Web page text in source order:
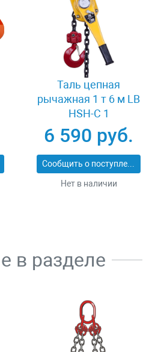
Таль цепная
рычажная 1 т 6 м LB
HSH-C 1
6 590 руб.
Сообщить о поступлении
Нет в наличии
в разделе